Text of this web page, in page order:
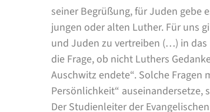
seiner Begrüßung, für Juden gebe
jungen oder alten Luther. Für uns
und Juden zu vertreiben (…) in das
die Frage, ob nicht Luthers
Auschwitz endete“. Solche
Persönlichkeit“ auseinandersetze,
Der Studienleiter der